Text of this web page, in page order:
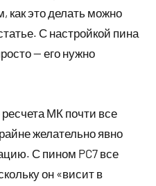
как это делать можно
С настройкой пина
— его нужно
МК почти все
желательно явно
С пином PC7 все
он «висит в